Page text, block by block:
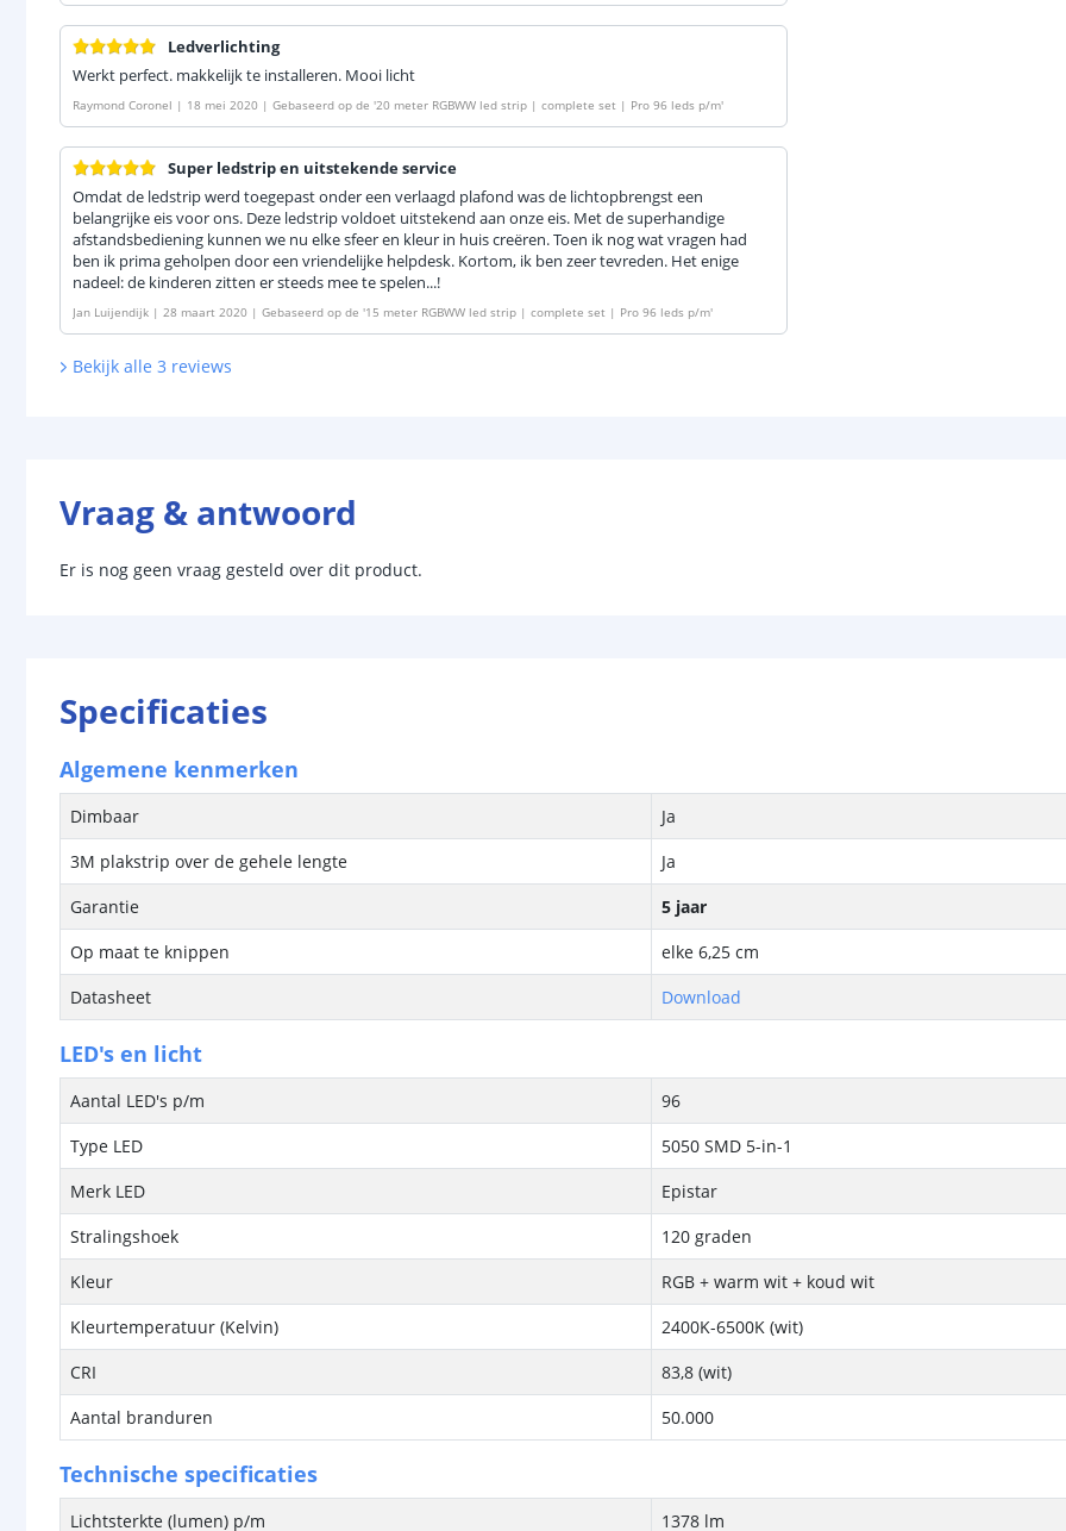
Ledverlichting
Werkt perfect. makkelijk te installeren. Mooi licht
Raymond Coronel | 18 mei 2020 | Gebaseerd op de '20 meter RGBWW led strip | complete set | Pro 96 leds p/m'
Super ledstrip en uitstekende service
Omdat de ledstrip werd toegepast onder een verlaagd plafond was de lichtopbrengst een
belangrijke eis voor ons. Deze ledstrip voldoet uitstekend aan onze eis. Met de superhandige
afstandsbediening kunnen we nu elke sfeer en kleur in huis creëren. Toen ik nog wat vragen had
ben ik prima geholpen door een vriendelijke helpdesk. Kortom, ik ben zeer tevreden. Het enige
nadeel: de kinderen zitten er steeds mee te spelen...!
Jan Luijendijk | 28 maart 2020 | Gebaseerd op de '15 meter RGBWW led strip | complete set | Pro 96 leds p/m'
Bekijk alle 3 reviews
Vraag & antwoord
Er is nog geen vraag gesteld over dit product.
Specificaties
Algemene kenmerken
Dimbaar
Ja
3M plakstrip over de gehele lengte
Ja
Garantie
5 jaar
Op maat te knippen
elke 6,25 cm
Datasheet
Download
LED's en licht
Aantal LED's p/m
96
Type LED
5050 SMD 5-in-1
Merk LED
Epistar
Stralingshoek
120 graden
Kleur
RGB + warm wit + koud wit
Kleurtemperatuur (Kelvin)
2400K-6500K (wit)
CRI
83,8 (wit)
Aantal branduren
50.000
Technische specificaties
Lichtsterkte (lumen) p/m 1378 lm